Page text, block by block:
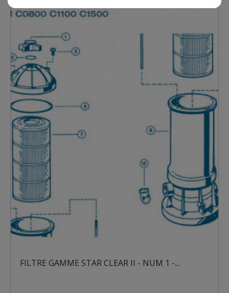
FILTRE GAMME STAR CLEAR II - NUM 1 -...